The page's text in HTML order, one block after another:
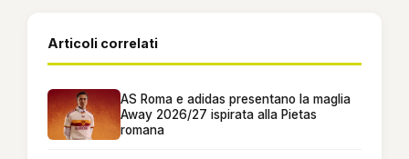
Articoli correlati
AS Roma e adidas presentano la maglia
Away 2026/27 ispirata alla Pietas
romana